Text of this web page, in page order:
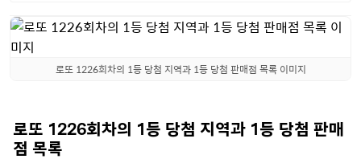
로또 1226회차의 1등 당첨 지역과 1등 당첨 판매점 목록 이미지
로또 1226회차의 1등 당첨 지역과 1등 당첨 판매
점 목록